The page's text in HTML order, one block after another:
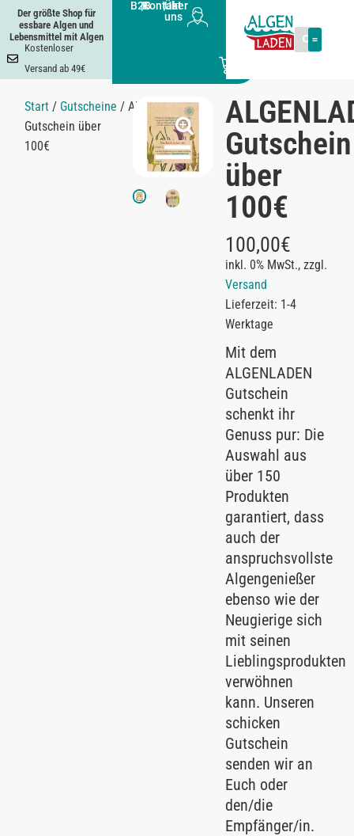
Der größte Shop für
essbare Algen und
Lebensmittel mit Algen
Kostenloser
Versand ab 49€
B2B
|Kontakt
|Über
uns
Start / Gutscheine / ALGENLADEN
Gutschein über
100€
Gutschein
über
100€
100,00€
inkl. 0% MwSt., zzgl.
Versand
Lieferzeit: 1-4
Werktage
Mit dem
ALGENLADEN
Gutschein
schenkt ihr
Genuss pur: Die
Auswahl aus
über 150
Produkten
garantiert, dass
auch der
anspruchsvollste
Algengenießer
ebenso wie der
Neugierige sich
mit seinen
Lieblingsprodukten
verwöhnen
kann. Unseren
schicken
Gutschein
senden wir an
Euch oder
den/die
Empfänger/in.